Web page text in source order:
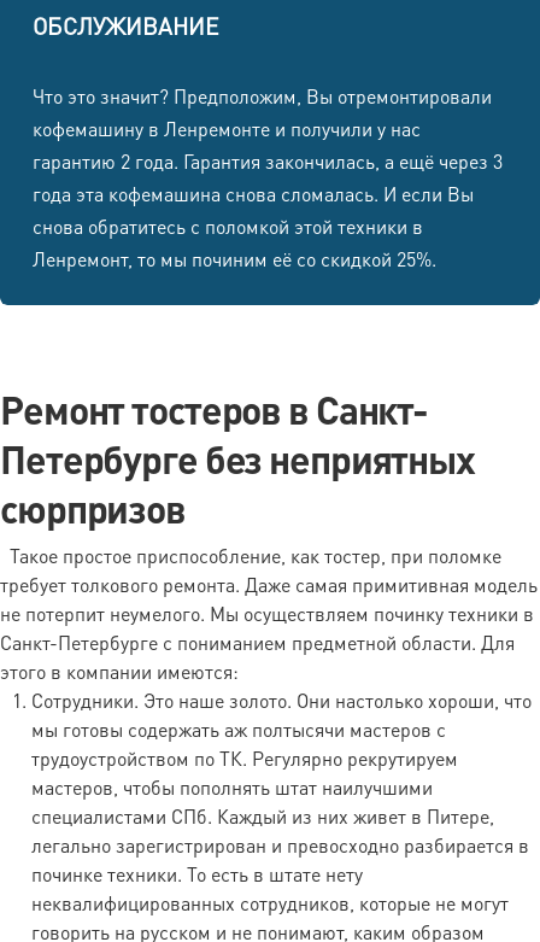
Чистка от пыли / запаха /
Восстановление после перегрева /
тяжелой эксплуатации
Увлажнители, очистители,
климатическая МБТ
Ремонт датчика уровня воды /
поплавка
Ремонт нагревательного блока
2 590 ₽
Ремонт помпы / гидросистемы /
водного тракта
3 090 ₽
Ремонт платы управления
Ремонт кнопок / дисплея /
энкодера
2 390 ₽
Санитарная обработка / удаление
запаха / биопленки
2 790 ₽
Восстановление после протечки /
окислов
3 690 ₽
ОБСЛУЖИВАНИЕ
Что это значит? Предположим, Вы отремонтировали
кофемашину в Ленремонте и получили у нас
гарантию 2 года. Гарантия закончилась, а ещё через 3
года эта кофемашина снова сломалась. И если Вы
снова обратитесь с поломкой этой техники в
Ленремонт, то мы починим её со скидкой 25%.
Ремонт тостеров в Санкт-
Петербурге без неприятных
сюрпризов
Такое простое приспособление, как тостер, при поломке
требует толкового ремонта. Даже самая примитивная модель
не потерпит неумелого. Мы осуществляем починку техники в
Санкт-Петербурге с пониманием предметной области. Для
этого в компании имеются:
Сотрудники. Это наше золото. Они настолько хороши, что
мы готовы содержать аж полтысячи мастеров с
трудоустройством по ТК. Регулярно рекрутируем
мастеров, чтобы пополнять штат наилучшими
специалистами СПб. Каждый из них живет в Питере,
легально зарегистрирован и превосходно разбирается в
починке техники. То есть в штате нету
неквалифицированных сотрудников, которые не могут
говорить на русском и не понимают, каким образом